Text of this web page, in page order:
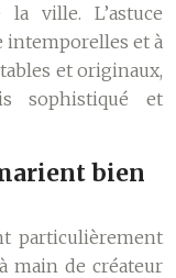
ville. L’astuce
intemporelles et à
et originaux,
sophistiqué et
bien
particulièrement
main de créateur